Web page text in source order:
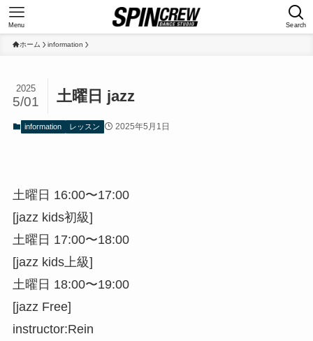
Search
Menu
ホーム information
土曜日 jazz
2025
5/01
information レッスン 2025年5月1日
土曜日 16:00〜17:00
[jazz kids初級]
土曜日 17:00〜18:00
[jazz kids上級]
土曜日 18:00〜19:00
[jazz Free]
instructor:Rein